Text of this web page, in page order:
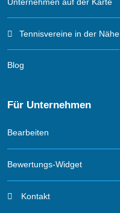
Tennisvereine in der Nähe
Blog
Für Unternehmen
Bearbeiten
Bewertungs-Widget
Kontakt